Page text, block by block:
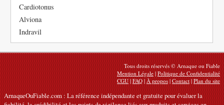
Cardiotonus
Alviona
Indravil
Tous droits réservés © Arnaque ou Fiable
Mention Légale|Politique de Confidentialité
CGU|FAQ|À propos|Contact|Plan du site
ArnaqueOuFiable.com : La référence indépendante et gratuite pour évaluer la